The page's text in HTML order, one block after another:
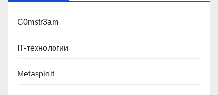
C0mstr3am
IT-технологии
Metasploit